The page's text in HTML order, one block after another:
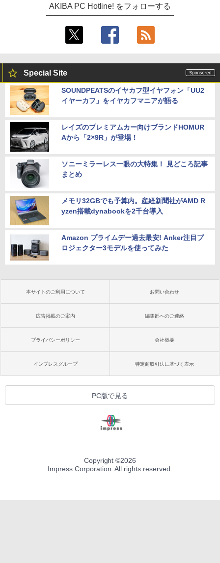
AKIBA PC Hotline! をフォローする
Special Site
SOUNDPEATSのイヤカフ型イヤフォン「UU2
イヤーカフ」をイヤカフマニアが語る
レイズのプレミアムカー向けブランドHOMUR
Aから「2×9R」が登場！
ソニーミラーレス一眼の大特集！ 見どころ記事
まとめ
メモリ32GBでも予算内。産経新聞社がAMD R
yzen搭載dynabookを2千台導入
Amazon プライムデー過去最安! Anker注目プ
ロジェクター3モデルを使ってみた
本サイトのご利用について お問い合わせ
広告掲載のご案内 編集部へのご連絡
プライバシーポリシー 会社概要
インプレスグループ 特定商取引法に基づく表示
PC版で見る
Copyright ©2026
Impress Corporation. All rights reserved.